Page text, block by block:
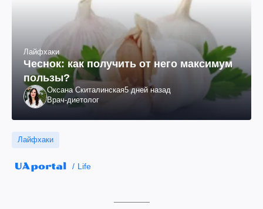
Лайфхаки
Чеснок: как получить от него максимум
пользы?
Оксана Скиталинская5 дней назад
Врач-диетолог
Лайфхаки
Life